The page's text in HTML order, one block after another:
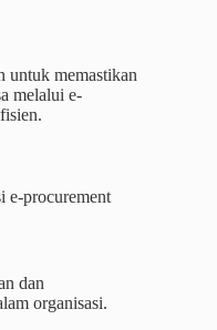
untuk memastikan
melalui e-
e-procurement
dan
organisasi.